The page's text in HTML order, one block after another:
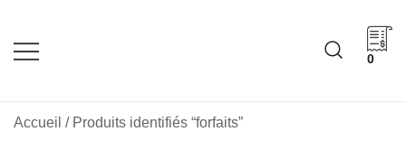
content
0
Accueil / Produits identifiés “forfaits”